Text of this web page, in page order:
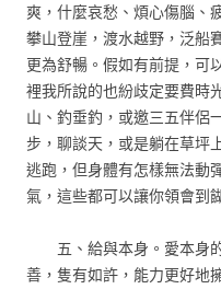
爽，什麼哀愁、煩心傷腦、
攀山登崖，渡水越野，泛船
更為舒暢。假如有前提，可
裡我所說的也紛歧定要費時
山、釣垂釣，或邀三五伴侶
步，聊談天，或是躺在草坪
逃跑，但身體有怎樣無法動
氣，這些都可以讓你領會到
五、給與本身。愛本身
善，隻有如許，能力更好地